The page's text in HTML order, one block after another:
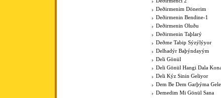
Deðirmenim Dönerim
Deðirmenin Bendine-1
Deðirmenin Oluðu
Deðirmenin Taþlarý
Deðme Tabip Sýzýlýyor
Delhadýr Baþýndayým
Deli Gönül
Deli Gönül Hangi Dala
Deli Kýz Sinin Geliyor
Dem Be Dem Garþýma
Demedim Mi Gönül Sana